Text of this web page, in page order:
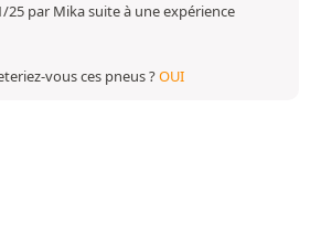
25 par Mika suite à une expérience
vous ces pneus ?OUI